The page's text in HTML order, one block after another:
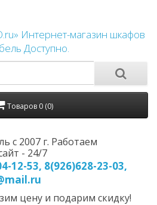
Товаров 0 (0)
с 2007 г. Работаем
- 24/7
12-53, 8(926)628-23-03,
цену и подарим скидку!